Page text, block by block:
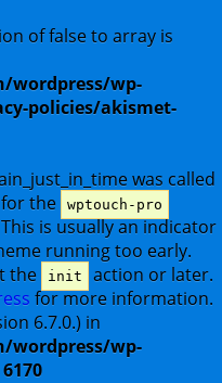
of false to array is
wordpress/wp-
policies/akismet-
was called
the wptouch-pro
is usually an indicator
running too early.
the
init
action or later.
for more information.
6.7.0.) in
wordpress/wp-
6170